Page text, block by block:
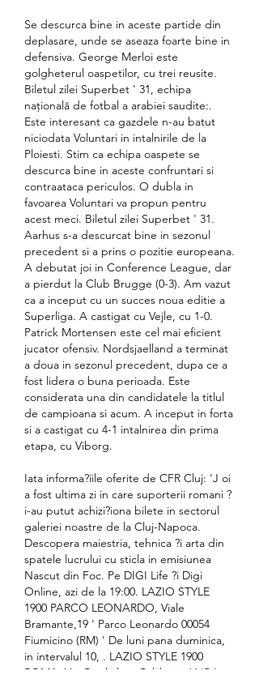
Se descurca bine in aceste partide din
deplasare, unde se aseaza foarte bine in
defensiva. George Merloi este
golgheterul oaspetilor, cu trei reusite.
Biletul zilei Superbet ' 31, echipa
națională de fotbal a arabiei saudite:.
Este interesant ca gazdele n-au batut
niciodata Voluntari in intalnirile de la
Ploiesti. Stim ca echipa oaspete se
descurca bine in aceste confruntari si
contraataca periculos. O dubla in
favoarea Voluntari va propun pentru
acest meci. Biletul zilei Superbet ' 31.
Aarhus s-a descurcat bine in sezonul
precedent si a prins o pozitie europeana.
A debutat joi in Conference League, dar
a pierdut la Club Brugge (0-3). Am vazut
ca a inceput cu un succes noua editie a
Superliga. A castigat cu Vejle, cu 1-0.
Patrick Mortensen este cel mai eficient
jucator ofensiv. Nordsjaelland a terminat
a doua in sezonul precedent, dupa ce a
fost lidera o buna perioada. Este
considerata una din candidatele la titlul
de campioana si acum. A inceput in forta
si a castigat cu 4-1 intalnirea din prima
etapa, cu Viborg.
Iata informa?iile oferite de CFR Cluj: 'J oi
a fost ultima zi in care suporterii romani ?
i-au putut achizi?iona bilete in sectorul
galeriei noastre de la Cluj-Napoca.
Descopera maiestria, tehnica ?i arta din
spatele lucrului cu sticla in emisiunea
Nascut din Foc. Pe DIGI Life ?i Digi
Online, azi de la 19:00. LAZIO STYLE
1900 PARCO LEONARDO, Viale
Bramante,19 ' Parco Leonardo 00054
Fiumicino (RM) ' De luni pana duminica,
in intervalul 10, . LAZIO STYLE 1900
ROMA, Via Guglielmo Calderini 66/C '